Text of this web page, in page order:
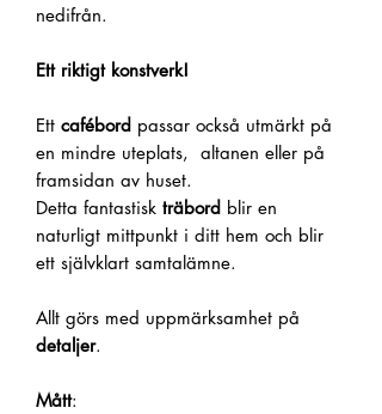
nedifrån.
Ett riktigt konstverk!
Ett cafébord passar också utmärkt på
en mindre uteplats, altanen eller på
framsidan av huset.
Detta fantastisk träbord blir en
naturligt mittpunkt i ditt hem och blir
ett självklart samtalämne.
Allt görs med uppmärksamhet på
detaljer.
Mått: